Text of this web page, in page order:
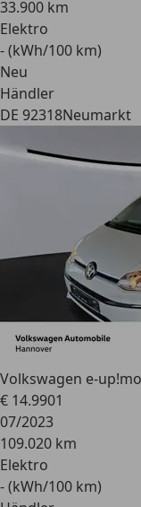
33.900 km
Elektro
- (kWh/100 km)
Neu
Händler
DE 92318Neumarkt
Volkswagen e-up!
€ 14.9901
07/2023
109.020 km
Elektro
- (kWh/100 km)